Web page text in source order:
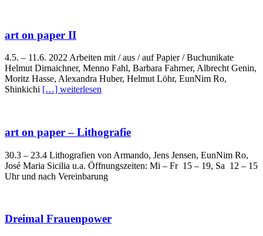
art on paper II
4.5. – 11.6. 2022 Arbeiten mit / aus / auf Papier / Buchunikate
Helmut Dirnaichner, Menno Fahl, Barbara Fahrner, Albrecht Genin,
Moritz Hasse, Alexandra Huber, Helmut Löhr, EunNim Ro,
Shinkichi […] weiterlesen
art on paper – Lithografie
30.3 – 23.4 Lithografien von Armando, Jens Jensen, EunNim Ro,
José Maria Sicilia u.a. Öffnungszeiten: Mi – Fr 15 – 19, Sa 12 – 15
Uhr und nach Vereinbarung
Dreimal Frauenpower